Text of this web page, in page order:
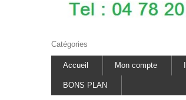
Catégories
Accueil Mon compte
BONS PLAN